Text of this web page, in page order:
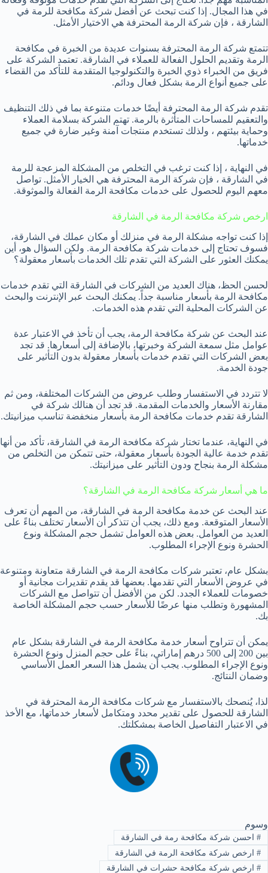
في هذا المجال. إذا كنت تبحث عن أفضل شركة مكافحة للرمة في
الشارقة ، فإن شركة الرمة المحترفة هي الاختيار الأمثل.
تتمتع شركة الرمة المحترفة بسنوات عديدة من الخبرة في مكافحة
الرمة وتقديم الحلول الفعالة للعملاء في الشارقة. تعتمد الشركة على
فريق من الخبراء ذوي الخبرة والتكنولوجيا المتقدمة للتأكد من القضاء
على جميع أنواع الرمة بشكل فعال ودائم.
تقدم شركة الرمة المحترفة أيضًا خدمات متنوعة بما في ذلك التنظيف
والتعقيم للمساحات المتأثرة بالرمة. تهتم الشركة بسلامة العملاء
وحماية بيئتهم ، ولذلك تستخدم منتجات آمنة وغير ضارة في جميع
خدماتها.
في النهاية ، إذا كنت ترغب في التخلص من المشكلة المزعجة للرمة
في الشارقة ، فإن شركة الرمة المحترفة هي الخيار الأمثل. تواصل
معهم اليوم للحصول على خدمات مكافحة الرمة الفعالة والموثوقة.
ارخص شركة مكافحة الرمة في الشارقة
إذا كنت تواجه مشكلة الرمة في منزلك أو مكان عملك في الشارقة،
فسوف تحتاج إلى خدمات شركة مكافحة الرمة. ولكن السؤال هو، أين
يمكنك العثور على الشركة التي تقدم تلك الخدمات بأسعار معقولة؟
لحسن الحظ، هناك العديد من الشركات في الشارقة التي تقدم خدمات
مكافحة الرمة بأسعار مناسبة جداً. يمكنك البحث عبر الإنترنت والبحث
عن الشركات المحلية التي تقدم هذه الخدمات.
عند البحث عن شركة مكافحة الرمة، يجب أن تأخذ في الاعتبار عدة
عوامل مثل سمعة الشركة وخبرتها، بالإضافة إلى أسعارها. قد تجد
بعض الشركات التي تقدم خدمات بأسعار معقولة بدون التأثير على
جودة الخدمة.
لا تتردد في الاستفسار وطلب عروض من الشركات المختلفة، ومن ثم
مقارنة الأسعار والخدمات المقدمة. قد تجد أن هنالك شركة في
الشارقة تقدم خدمات مكافحة الرمة بأسعار منخفضة تناسب ميزانيتك.
في النهاية، عندما تختار شركة مكافحة الرمة في الشارقة، تأكد من أنها
تقدم خدمة عالية الجودة بأسعار معقولة، حتى تتمكن من التخلص من
مشكلة الرمة بنجاح ودون التأثير على ميزانيتك.
ما هي أسعار شركة مكافحة الرمة في الشارقة؟
عند البحث عن خدمة مكافحة الرمة في الشارقة، من المهم أن تعرف
الأسعار المتوقعة. ومع ذلك، يجب أن تتذكر أن الأسعار تختلف بناءً على
العديد من العوامل. بعض هذه العوامل تشمل حجم المشكلة ونوع
الحشرة ونوع الإجراء المطلوب.
بشكل عام، تعتبر شركات مكافحة الرمة في الشارقة متعاونة ومتنوعة
في عروض الأسعار التي تقدمها. بعضها قد يقدم تقديرات مجانية أو
خصومات للعملاء الجدد. لكن من الأفضل أن تتواصل مع الشركات
المشهورة وتطلب منها عرضًا للأسعار حسب حجم المشكلة الخاصة
بك.
يمكن أن تتراوح أسعار خدمة مكافحة الرمة في الشارقة بشكل عام
بين 200 إلى 500 درهم إماراتي، بناءً على حجم المنزل ونوع الحشرة
ونوع الإجراء المطلوب. يجب أن يشمل هذا السعر العمل الأساسي
وضمان النتائج.
لذا، يُنصحك بالاستفسار مع شركات مكافحة الرمة المحترفة في
الشارقة للحصول على تقدير محدد ومتكامل لأسعار خدماتها، مع الأخذ
في الاعتبار التفاصيل الخاصة بمشكلتك.
وسوم
#احسن شركة مكافحة رمة في الشارقة
#ارخص شركة مكافحة الرمة في الشارقة
#ارخص شركة مكافحة حشرات في الشارقة